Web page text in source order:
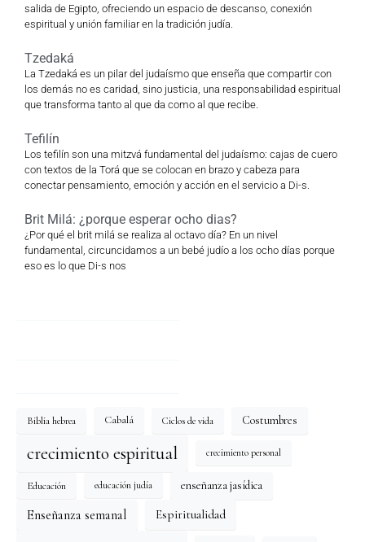
salida de Egipto, ofreciendo un espacio de descanso, conexión
espiritual y unión familiar en la tradición judía.
Tzedaká
La Tzedaká es un pilar del judaísmo que enseña que compartir con
los demás no es caridad, sino justicia, una responsabilidad espiritual
que transforma tanto al que da como al que recibe.
Tefilín
Los tefilín son una mitzvá fundamental del judaísmo: cajas de cuero
con textos de la Torá que se colocan en brazo y cabeza para
conectar pensamiento, emoción y acción en el servicio a Di-s.
Brit Milá: ¿porque esperar ocho dias?
¿Por qué el brit milá se realiza al octavo día? En un nivel
fundamental, circuncidamos a un bebé judío a los ocho días porque
eso es lo que Di-s nos
Biblia hebrea Cabalá Ciclos de vida Costumbres
crecimiento espiritual crecimiento personal
Educación educación judía enseñanza jasídica
Enseñanza semanal Espiritualidad